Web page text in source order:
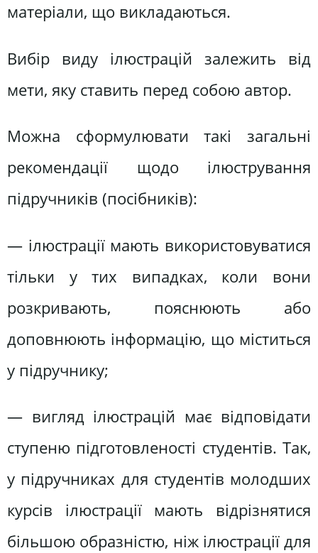
матеріали, що викладаються.
Вибір виду ілюстрацій залежить від
мети, яку ставить перед собою автор.
Можна сформулювати такі загальні
рекомендації щодо ілюстрування
підручників (посібників):
— ілюстрації мають використовуватися
тільки у тих випадках, коли вони
розкривають, пояснюють або
доповнюють інформацію, що міститься
у підручнику;
— вигляд ілюстрацій має відповідати
ступеню підготовленості студентів. Так,
у підручниках для студентів молодших
курсів ілюстрації мають відрізнятися
більшою образністю, ніж ілюстрації для